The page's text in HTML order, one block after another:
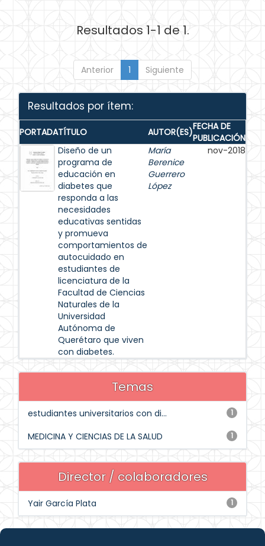
Resultados 1-1 de 1.
Anterior 1 Siguiente
Resultados por ítem:
PORTADATÍTULO AUTOR(ES)FECHA DE
PUBLICACIÓN
Diseño de un
programa de
educación en
diabetes que
responda a las
necesidades
educativas sentidas
y promueva
comportamientos de
autocuidado en
estudiantes de
licenciatura de la
Facultad de Ciencias
Naturales de la
Universidad
Autónoma de
Querétaro que viven
con diabetes.
María
Berenice
Guerrero
López
nov-2018
Temas
1
estudiantes universitarios con di...
1
MEDICINA Y CIENCIAS DE LA SALUD
Director / colaboradores
1
Yair García Plata